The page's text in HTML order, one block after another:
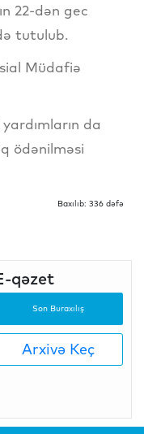
22-dən gec
tutulub.
Müdafiə
da
ödənilməsi
Baxılıb: 336 dəfə
qəzet
Son Buraxılış
Arxivə Keç